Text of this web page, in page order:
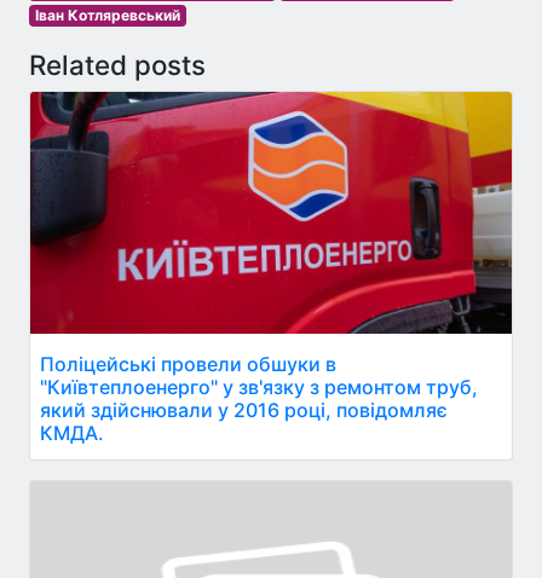
Іван Котляревський
Related posts
Поліцейські провели обшуки в
"Київтеплоенерго" у зв'язку з ремонтом труб,
який здійснювали у 2016 році, повідомляє
КМДА.